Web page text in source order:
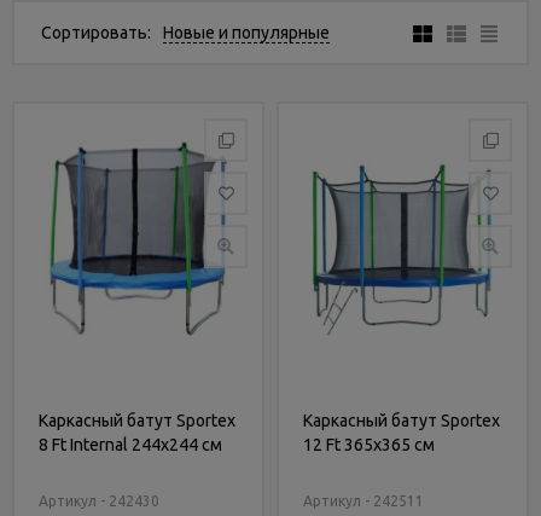
сервис
новости
Сортировать: Новые и популярные
Каркасный батут Sportex
8 Ft Internal 244х244 см
Артикул - 242430
Каркасный батут Sportex
12 Ft 365х365 см
Артикул - 242511